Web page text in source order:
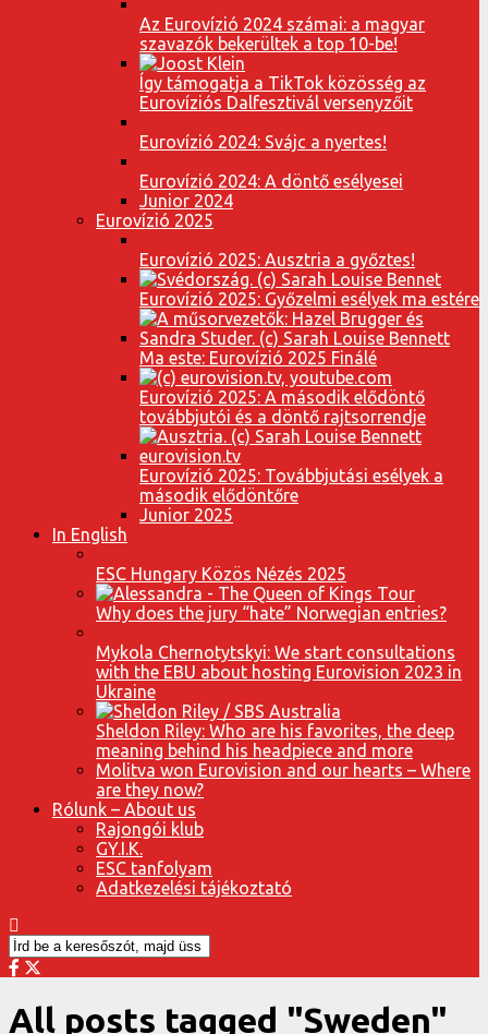
Az Eurovízió 2024 számai: a magyar
szavazók bekerültek a top 10-be!
Így támogatja a TikTok közösség az
Eurovíziós Dalfesztivál versenyzőit
Eurovízió 2024: Svájc a nyertes!
Eurovízió 2024: A döntő esélyesei
Junior 2024
Eurovízió 2025
Eurovízió 2025: Ausztria a győztes!
Eurovízió 2025: Győzelmi esélyek ma estére
Ma este: Eurovízió 2025 Finálé
Eurovízió 2025: A második elődöntő
továbbjutói és a döntő rajtsorrendje
Eurovízió 2025: Továbbjutási esélyek a
második elődöntőre
Junior 2025
In English
ESC Hungary Közös Nézés 2025
Why does the jury “hate” Norwegian entries?
Mykola Chernotytskyi: We start consultations
with the EBU about hosting Eurovision 2023 in
Ukraine
Sheldon Riley: Who are his favorites, the deep
meaning behind his headpiece and more
Molitva won Eurovision and our hearts – Where
are they now?
Rólunk – About us
Rajongói klub
GY.I.K.
ESC tanfolyam
Adatkezelési tájékoztató
All posts tagged "Sweden"